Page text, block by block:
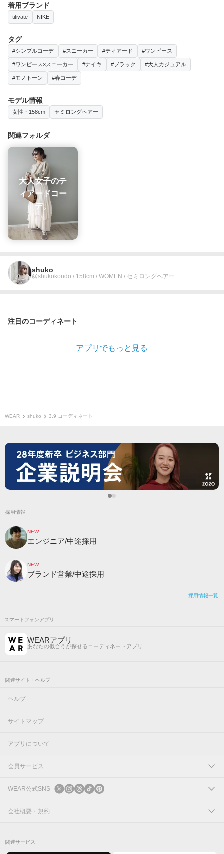
着用ブランド
titivate NIKE
タグ
#シンプルコーデ #スニーカー #ティアード #ワンピース
#ワンピース×スニーカー #ナイキ #ブラック #大人カジュアル
#モノトーン #春コーデ
モデル情報
女性・158cm セミロングヘアー
関連フォルダ
大人女子のテ
ィアードコー
デ。
shuko
@shukokondo / 158cm / WOMEN / セミロングヘアー
注目のコーディネート
アプリでもっと見る
WEAR shuko 3.9 コーディネート
採用情報
NEW
エンジニア/中途採用
NEW
ブランド営業/中途採用
採用情報一覧
スマートフォンアプリ
WEARアプリ
あなたの似合うが探せるコーディネートアプリ
関連サイト・ヘルプ
ヘルプ
サイトマップ
アプリについて
会員サービス
ログイン
新規会員登録
WEAR公式SNS
X
会社概要・規約
関連サービス